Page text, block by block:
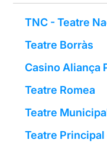
TNC - Teatre
Teatre Borràs
Casino Aliança
Teatre Romea
Teatre
Teatre